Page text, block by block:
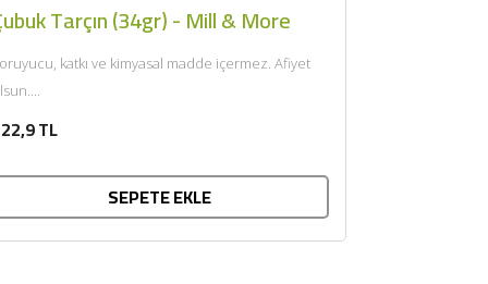
Tarçın (34gr) - Mill & More
katkı ve kimyasal madde içermez. Afiyet
TL
SEPETE EKLE